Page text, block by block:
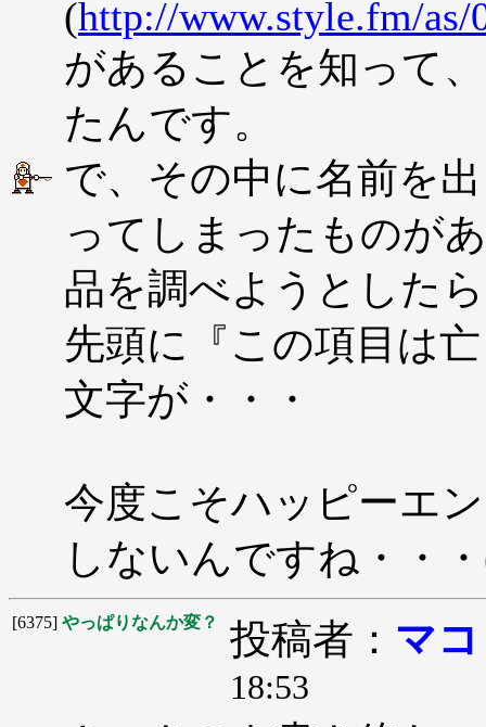
(http://www.style.fm/as/
があることを知って
たんです。
で、その中に名前を
ってしまったものが
品を調べようとした
先頭に『この項目は
文字が・・・
今度こそハッピーエ
しないんですね・・
[6375] やっぱりなんか変？ 投稿者： マコ
18:53